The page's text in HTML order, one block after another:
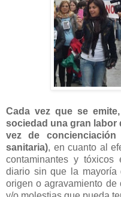
Cada vez que se
sociedad una gran labor
vez de
sanitaria), en cuanto al
contaminantes y
diario sin que la mayoría
origen o agravamiento de